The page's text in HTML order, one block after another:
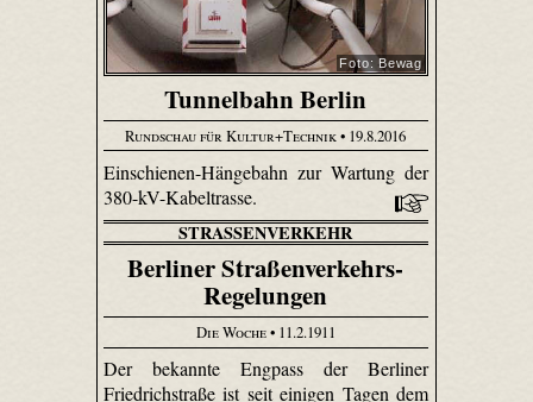
Foto: Bewag
Tunnelbahn Berlin
Rundschau für Kultur+Technik• 19.8.2016
Einschienen-Hängebahn zur Wartung der
380-kV-Kabeltrasse.
STRASSENVERKEHR
Berliner Straßenverkehrs-
Regelungen
Die Woche• 11.2.1911
Der bekannte Engpass der Berliner
Friedrichstraße ist seit einigen Tagen dem